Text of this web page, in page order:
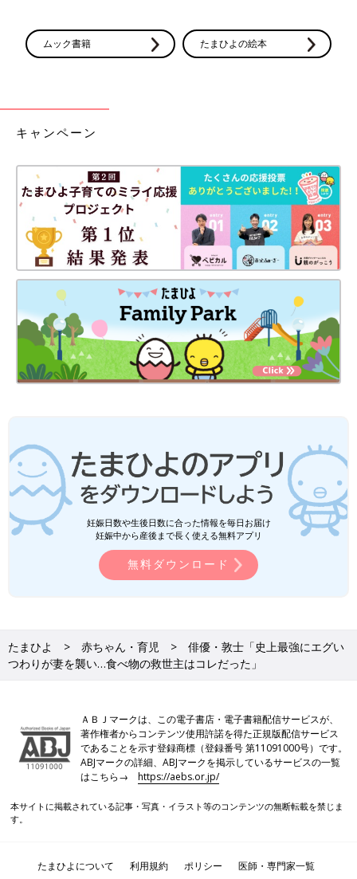
ムック書籍 たまひよの絵本
キャンペーン
妊娠日数や生後日数に合った情報を毎日お届け
妊娠中から産後まで長く使える無料アプリ
無料ダウンロード
たまひよ 赤ちゃん・育児
俳優・敦士「史上最強にエグい
つわりが妻を襲い…食べ物の救世主はコレだった」
ＡＢＪマークは、この電子書店・電子書籍配信サービスが、
著作権者からコンテンツ使用許諾を得た正規版配信サービス
であることを示す登録商標（登録番号 第11091000号）です。
ABJマークの詳細、ABJマークを掲示しているサービスの一覧
はこちら→https://aebs.or.jp/
本サイトに掲載されている記事・写真・イラスト等のコンテンツの無断転載を禁じま
す。
たまひよについて 利用規約 ポリシー 医師・専門家一覧